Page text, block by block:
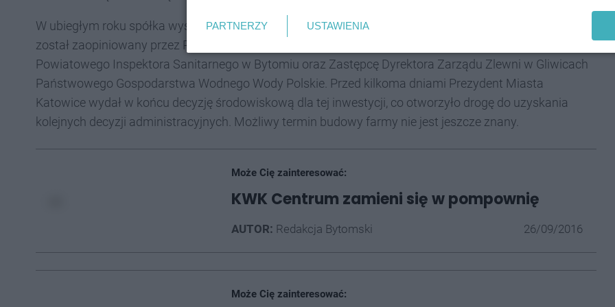
W ubiegłym roku spółka wystąpiła o wydanie decyzji o środowiskowych uwarunkowaniach. Wniosek
został zaopiniowany przez Regionalnego Dyrektora Ochrony Środowiska w Katowicach, Państwowego
Powiatowego Inspektora Sanitarnego w Bytomiu oraz Zastępcę Dyrektora Zarządu Zlewni w Gliwicach
Państwowego Gospodarstwa Wodnego Wody Polskie. Przed kilkoma dniami Prezydent Miasta
Katowice wydał w końcu decyzję środowiskową dla tej inwestycji, co otworzyło drogę do uzyskania
kolejnych decyzji administracyjnych. Możliwy termin budowy farmy nie jest jeszcze znany.
Może Cię zainteresować:
KWK Centrum zamieni się w pompownię
AUTOR: Redakcja Bytomski 26/09/2016
Może Cię zainteresować:
PARTNERZY USTAWIENIA